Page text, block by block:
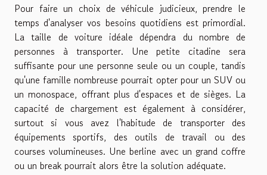
Pour faire un choix de véhicule judicieux, prendre le
temps d'analyser vos besoins quotidiens est primordial.
La taille de voiture idéale dépendra du nombre de
personnes à transporter. Une petite citadine sera
suffisante pour une personne seule ou un couple, tandis
qu'une famille nombreuse pourrait opter pour un SUV ou
un monospace, offrant plus d'espaces et de sièges. La
capacité de chargement est également à considérer,
surtout si vous avez l'habitude de transporter des
équipements sportifs, des outils de travail ou des
courses volumineuses. Une berline avec un grand coffre
ou un break pourrait alors être la solution adéquate.